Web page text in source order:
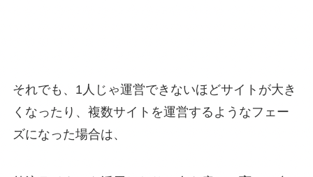
それでも、1人じゃ運営できないほどサイトが大き
くなったり、複数サイトを運営するようなフェー
ズになった場合は、